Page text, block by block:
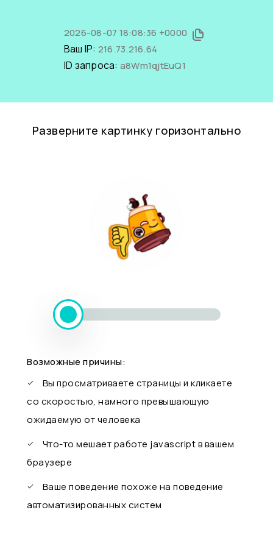
2026-08-07 18:08:36 +0000
Ваш IP: 216.73.216.64
ID запроса: a8Wm1qjtEuQ1
Разверните картинку горизонтально
Возможные причины:
Вы просматриваете страницы и кликаете
со скоростью, намного превышающую
ожидаемую от человека
Что-то мешает работе javascript в вашем
браузере
Ваше поведение похоже на поведение
автоматизированных систем